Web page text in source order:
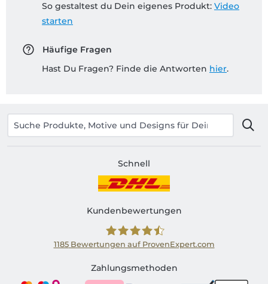
So gestaltest du Dein eigenes Produkt: Video
starten
Häufige Fragen
Hast Du Fragen? Finde die Antworten hier.
Schnell
Kundenbewertungen
Shirtinator AT
1185Bewertungen auf ProvenExpert.com
Zahlungsmethoden